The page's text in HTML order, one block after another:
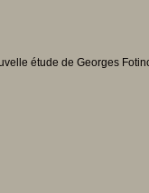
étude de Georges